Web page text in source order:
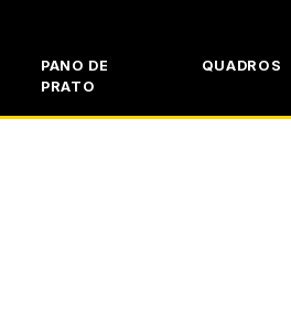
PANO DE
PRATO
QUADROS